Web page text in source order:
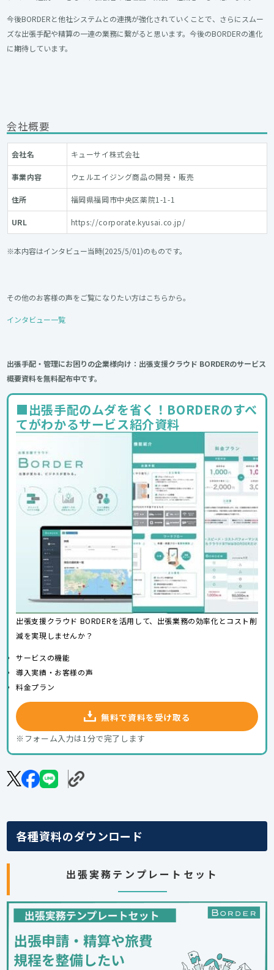
今後BORDERと他社システムとの連携が強化されていくことで、さらにスムー
ズな出張手配や精算の一連の業務に繋がると思います。今後のBORDERの進化
に期待しています。
会社概要
会社名 キューサイ株式会社
事業内容 ウェルエイジング商品の開発・販売
住所 福岡県福岡市中央区薬院1-1-1
URL https://corporate.kyusai.co.jp/
※本内容はインタビュー当時(2025/5/01)のものです。
その他のお客様の声をご覧になりたい方はこちらから。
インタビュー一覧
出張手配・管理にお困りの企業様向け：出張支援クラウド BORDERのサービス
概要資料を無料配布中です。
■出張手配のムダを省く！BORDERのすべ
てがわかるサービス紹介資料
出張支援クラウド BORDERを活用して、出張業務の効率化とコスト削
減を実現しませんか？
サービスの機能
導入実績・お客様の声
料金プラン
無料で資料を受け取る
※フォーム入力は1分で完了します
各種資料のダウンロード
出張実務テンプレートセット